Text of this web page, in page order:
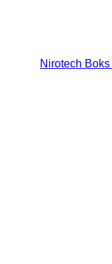
معدات المذبح Nirotech Boks